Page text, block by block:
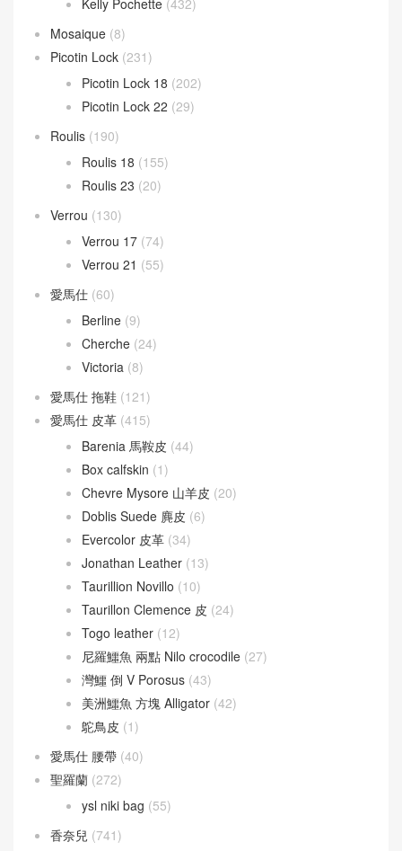
Kelly Pochette (432)
Mosaique (8)
Picotin Lock (231)
Picotin Lock 18 (202)
Picotin Lock 22 (29)
Roulis (190)
Roulis 18 (155)
Roulis 23 (20)
Verrou (130)
Verrou 17 (74)
Verrou 21 (55)
愛馬仕 (60)
Berline (9)
Cherche (24)
Victoria (8)
愛馬仕 拖鞋 (121)
愛馬仕 皮革 (415)
Barenia 馬鞍皮 (44)
Box calfskin (1)
Chevre Mysore 山羊皮 (20)
Doblis Suede 麂皮 (6)
Evercolor 皮革 (34)
Jonathan Leather (13)
Taurillion Novillo (10)
Taurillon Clemence 皮 (24)
Togo leather (12)
尼羅鱷魚 兩點 Nilo crocodile (27)
灣鱷 倒 V Porosus (43)
美洲鱷魚 方塊 Alligator (42)
鴕鳥皮 (1)
愛馬仕 腰帶 (40)
聖羅蘭 (272)
ysl niki bag (55)
香奈兒 (741)